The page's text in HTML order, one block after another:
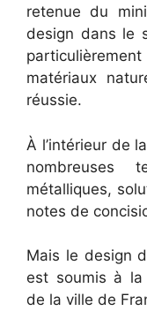
retenue du
design dans le
matériaux
réussie.
À l’intérieur de
nombreuses
métalliques,
notes de
Mais le design
est soumis à la
de la ville de